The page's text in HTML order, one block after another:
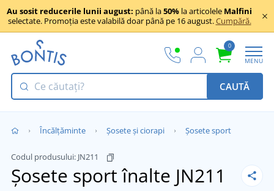
Au sosit reducerile lunii august: până la50% la articolele Malfini
selectate. Promoția este valabilă doar până pe 16 august.Cumpără.
0
MENU
CAUTĂ
Încălţăminte Șosete și ciorapi Șosete sport
Codul produsului: JN211
Șosete sport înalte JN211